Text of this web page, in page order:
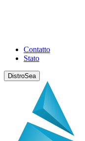
Contatto
Stato
DistroSea